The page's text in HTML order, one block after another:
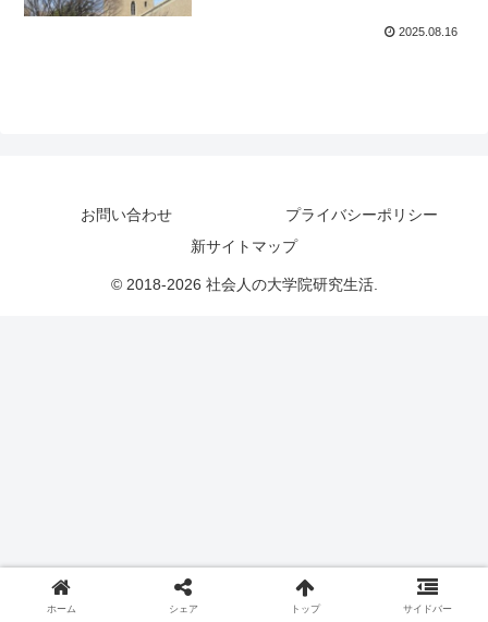
2025.08.16
お問い合わせ
プライバシーポリシー
新サイトマップ
© 2018-2026 社会人の大学院研究生活.
ホーム シェア トップ サイドバー